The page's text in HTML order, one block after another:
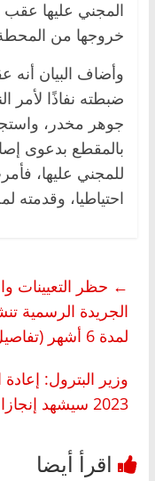
المجني عليها
خروجها من
وأضاف البيان
ضبطته نفاذًا لأمر
جوهر مخدر،
بالمقطع بدعوى
للمجني عليها،
احتياطيا، وقدمته
← حظر التعيينات
الجريدة الرسمية
لمدة 6 أشهر (تفاصيل)
2023 سيشهد إنجازات فيما يتعلق بالاكتفاء الذاتي